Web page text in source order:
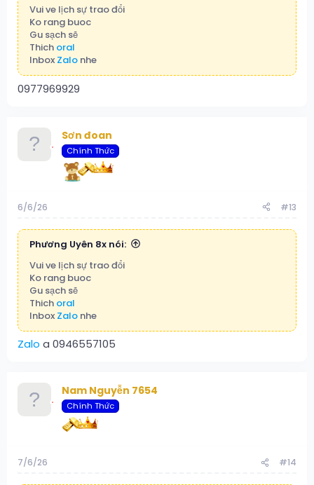
Vui ve lịch sự trao đổi
Ko rang buoc
Gu sạch sẽ
Thich oral
Inbox Zalo nhe
0977969929
Sơn đoan
Chính Thức
6/6/26 #13
Phương Uyên 8x nói:
Vui ve lịch sự trao đổi
Ko rang buoc
Gu sạch sẽ
Thich oral
Inbox Zalo nhe
Zalo a 0946557105
Nam Nguyễn 7654
Chính Thức
7/6/26 #14